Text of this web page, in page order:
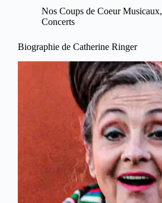
Nos Coups de Coeur Musicaux,
Concerts
Biographie de Catherine Ringer